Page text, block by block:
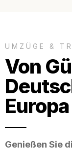
UMZÜGE &
Von
Europa
Genießen Sie